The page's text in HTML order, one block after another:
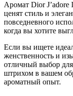
Аромат Dior
ценят стиль и
повседневного
когда вы хотите
Если вы ищете
женственность и
отличный выбор
штрихом в вашем
ароматный опыт.